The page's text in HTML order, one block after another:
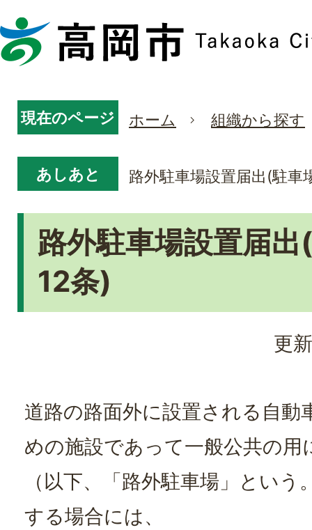
現在のページ ホーム 組織から探す
あしあと 路外駐車場設置届出(駐車
路外駐車場設置届
12条)
更
道路の路面外に設置される自動
めの施設であって一般公共の
（以下、「路外駐車場」とい
する場合には、